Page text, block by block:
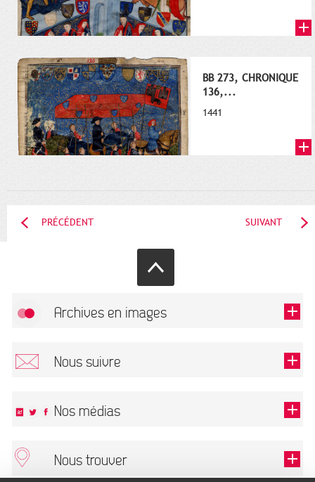
BB 273, CHRONIQUE
136,...
1441
PRÉCÉDENT SUIVANT
Archives en images
Nous suivre
Ce champ est exigé.
Nos médias
Nous trouver